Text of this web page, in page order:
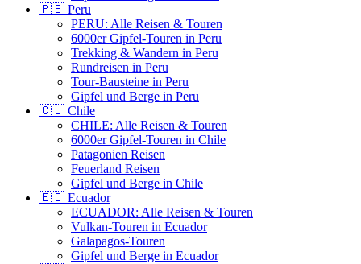
🇵🇪 Peru
PERU: Alle Reisen & Touren
6000er Gipfel-Touren in Peru
Trekking & Wandern in Peru
Rundreisen in Peru
Tour-Bausteine in Peru
Gipfel und Berge in Peru
🇨🇱 Chile
CHILE: Alle Reisen & Touren
6000er Gipfel-Touren in Chile
Patagonien Reisen
Feuerland Reisen
Gipfel und Berge in Chile
🇪🇨 Ecuador
ECUADOR: Alle Reisen & Touren
Vulkan-Touren in Ecuador
Galapagos-Touren
Gipfel und Berge in Ecuador